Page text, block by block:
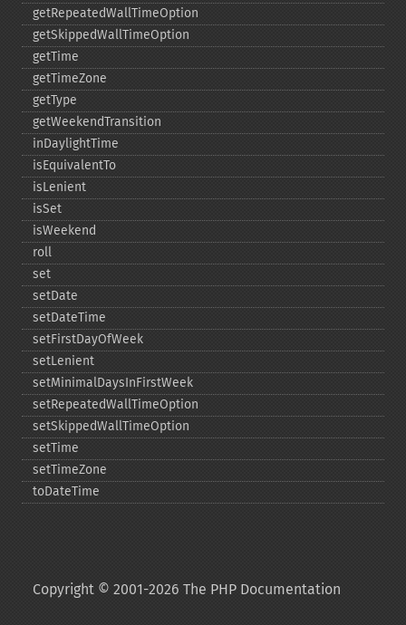
getRepeatedWallTimeOption
getSkippedWallTimeOption
getTime
getTimeZone
getType
getWeekendTransition
inDaylightTime
isEquivalentTo
isLenient
isSet
isWeekend
roll
set
setDate
setDateTime
setFirstDayOfWeek
setLenient
setMinimalDaysInFirstWeek
setRepeatedWallTimeOption
setSkippedWallTimeOption
setTime
setTimeZone
toDateTime
Copyright © 2001-2026 The PHP Documentation